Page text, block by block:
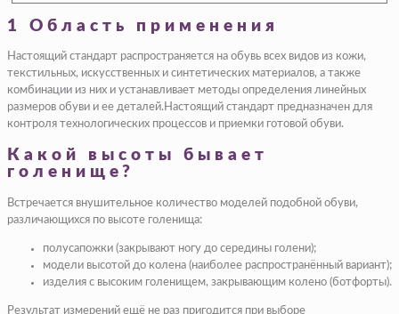
1 Область применения
Настоящий стандарт распространяется на обувь всех видов из кожи,
текстильных, искусственных и синтетических материалов, а также
комбинации из них и устанавливает методы определения линейных
размеров обуви и ее деталей.Настоящий стандарт предназначен для
контроля технологических процессов и приемки готовой обуви.
Какой высоты бывает
голенище?
Встречается внушительное количество моделей подобной обуви,
различающихся по высоте голенища:
полусапожки (закрывают ногу до середины голени);
модели высотой до колена (наиболее распространённый вариант);
изделия с высоким голенищем, закрывающим колено (ботфорты).
Результат измерений ещё не раз пригодится при выборе